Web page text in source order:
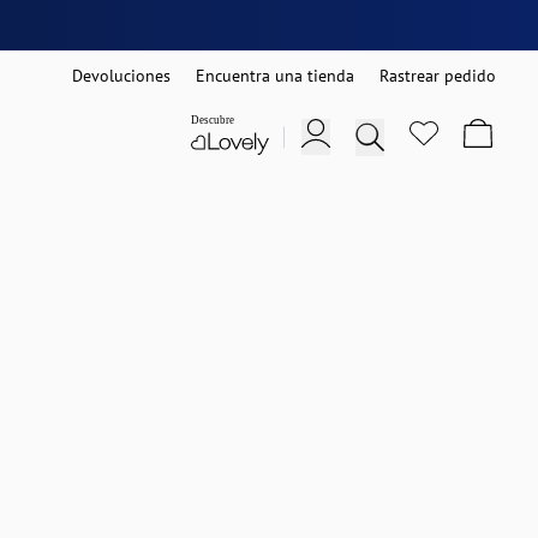
Devoluciones Encuentra una tienda Rastrear pedido